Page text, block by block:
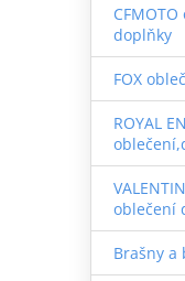
doplňky
FOX
ROYAL
oblečení
Brašny a